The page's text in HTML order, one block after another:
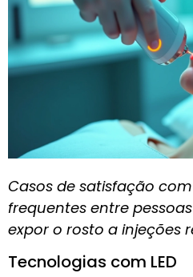
Casos de satisfação
frequentes entre
expor o rosto a injeções
Tecnologias com LED